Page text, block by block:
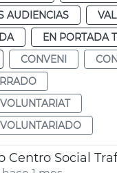
AUDIENCIAS
EN PORTADA
CONVENI